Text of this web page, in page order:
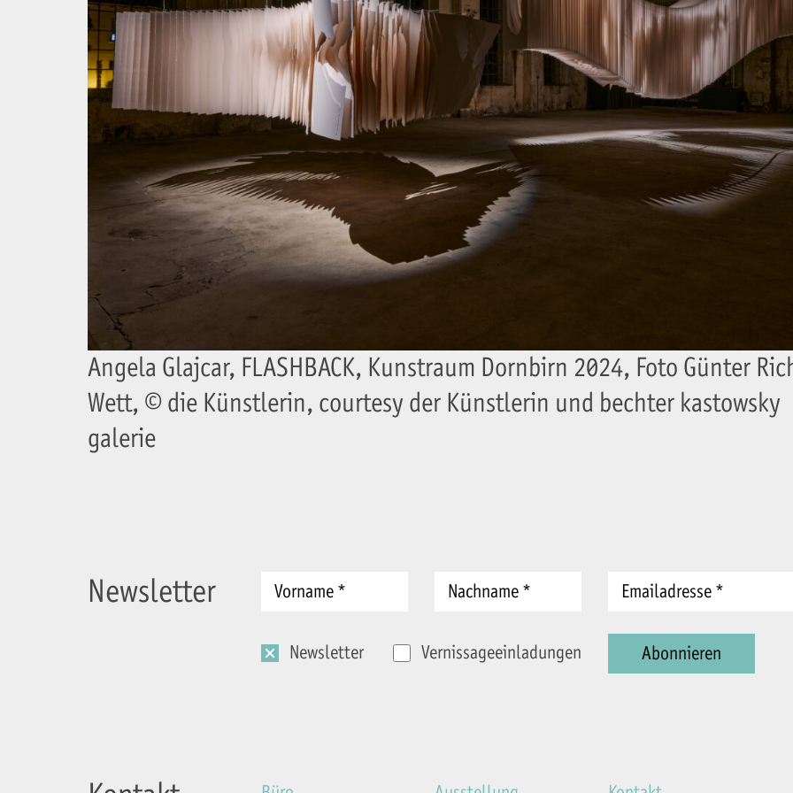
Angela Glajcar, FLASHBACK, Kunstraum Dornbirn 2024, Foto Günter
Wett, © die Künstlerin, courtesy der Künstlerin und bechter kastowsky
galerie
Newsletter
Newsletter Vernissageeinladungen